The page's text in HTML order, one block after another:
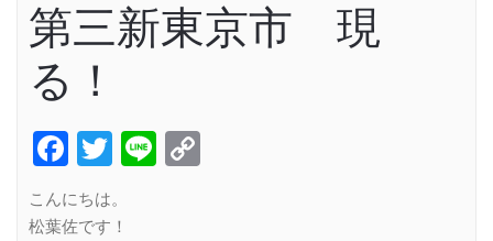
第三新東京市 現
る！
Facebook
Twitter
Line
こんにちは。
松葉佐です！